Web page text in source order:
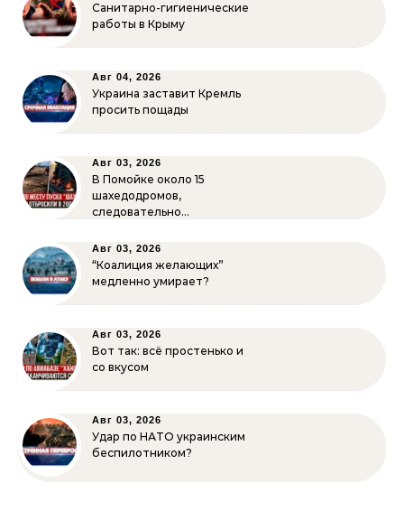
Санитарно-гигиенические
работы в Крыму
Авг 04, 2026
Украина заставит Кремль
просить пощады
Авг 03, 2026
В Помойке около 15
шахедодромов,
следовательно…
Авг 03, 2026
“Коалиция желающих”
медленно умирает?
Авг 03, 2026
Вот так: всё простенько и
со вкусом
Авг 03, 2026
Удар по НАТО украинским
беспилотником?